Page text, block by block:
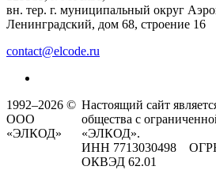
вн. тер. г. муниципальный округ
Ленинградский, дом 68, строение 16
contact@elcode.ru
1992–2026 ©
ООО
«ЭЛКОД»
Настоящий сайт
общества с
«ЭЛКОД».
ИНН 7713030498
ОКВЭД 62.01